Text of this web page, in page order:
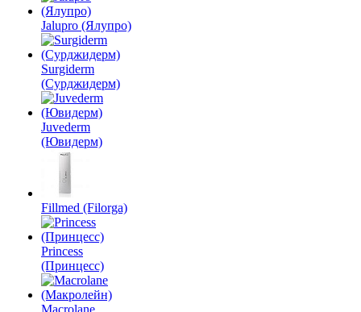
Jalupro (Ялупро)
Surgiderm
(Сурджидерм)
Juvederm
(Ювидерм)
Fillmed (Filorga)
Princess
(Принцесс)
Macrolane